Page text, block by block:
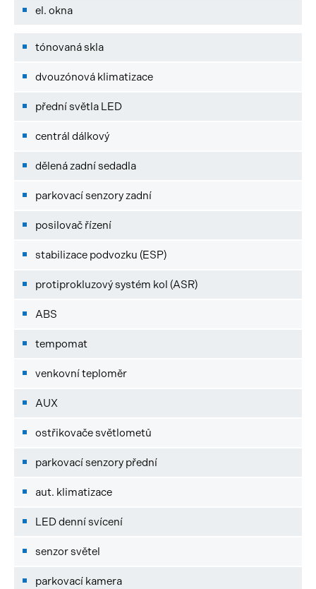
el. okna
tónovaná skla
dvouzónová klimatizace
přední světla LED
centrál dálkový
dělená zadní sedadla
parkovací senzory zadní
posilovač řízení
stabilizace podvozku (ESP)
protiprokluzový systém kol (ASR)
ABS
tempomat
venkovní teploměr
AUX
ostřikovače světlometů
parkovací senzory přední
aut. klimatizace
LED denní svícení
senzor světel
parkovací kamera